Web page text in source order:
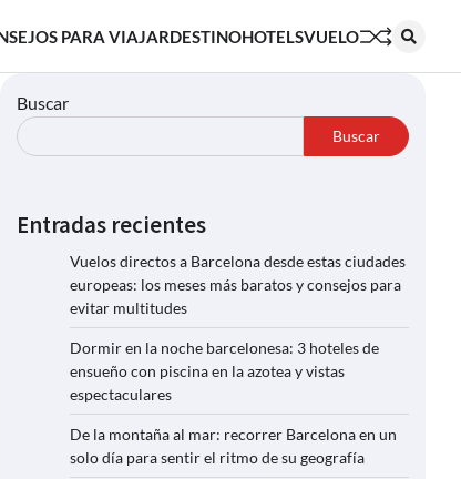
PARA VIAJARDESTINOHOTELSVUELO
Buscar
Buscar
Entradas recientes
Vuelos directos a Barcelona desde estas ciudades
europeas: los meses más baratos y consejos para
evitar multitudes
Dormir en la noche barcelonesa: 3 hoteles de
ensueño con piscina en la azotea y vistas
espectaculares
De la montaña al mar: recorrer Barcelona en un
solo día para sentir el ritmo de su geografía